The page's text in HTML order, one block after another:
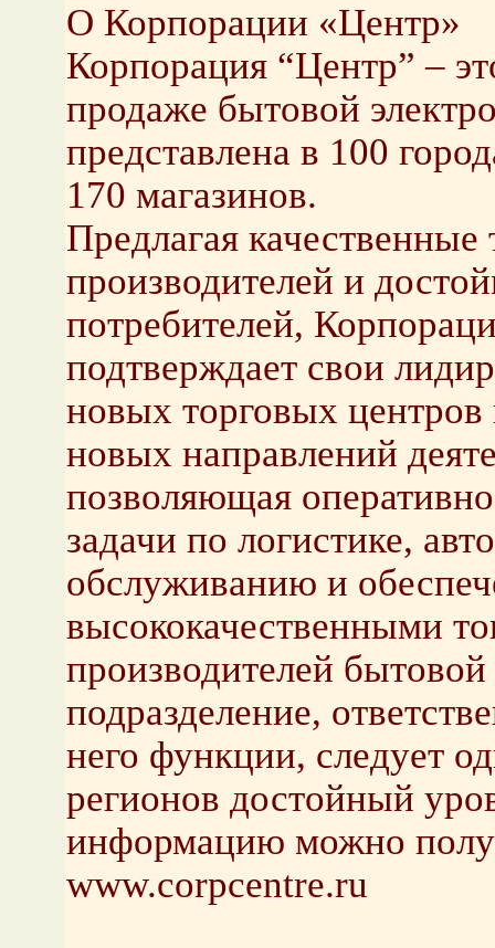
О Корпорации «Центр»
Корпорация “Центр” –
продаже бытовой
представлена в 100
170 магазинов.
Предлагая
производителей и
потребителей,
подтверждает свои
новых торговых центров
новых направлений
позволяющая
задачи по логистике,
обслуживанию и
высококачественными
производителей
подразделение,
него функции, следует
регионов достойный
информацию можно
www.corpcentre.ru